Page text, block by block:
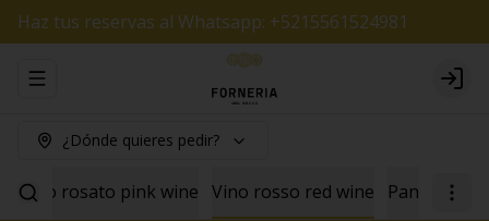
Haz tus reservas al Whatsapp: +5215561524981
Abrir menu de navegación Login
¿Dónde quieres pedir?
Vino rosato pink wine Vino rosso red wine Pan